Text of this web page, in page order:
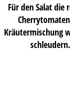
Für den Salat die
Kräutermischung